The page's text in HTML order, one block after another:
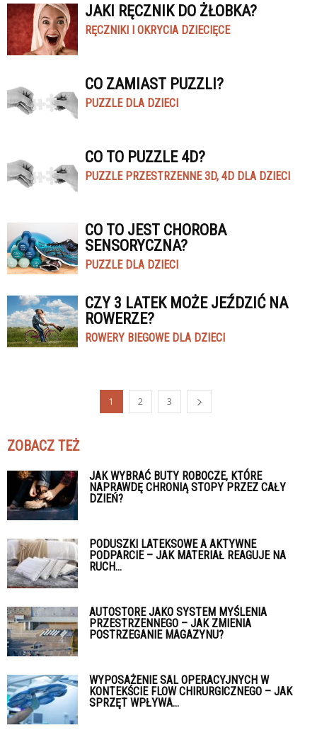
JAKI RĘCZNIK DO ŻŁOBKA?
RĘCZNIKI I OKRYCIA DZIECIĘCE
CO ZAMIAST PUZZLI?
PUZZLE DLA DZIECI
CO TO PUZZLE 4D?
PUZZLE PRZESTRZENNE 3D, 4D DLA DZIECI
CO TO JEST CHOROBA
SENSORYCZNA?
PUZZLE DLA DZIECI
CZY 3 LATEK MOŻE JEŹDZIĆ NA
ROWERZE?
ROWERY BIEGOWE DLA DZIECI
1 2 3
ZOBACZ TEŻ
JAK WYBRAĆ BUTY ROBOCZE, KTÓRE
NAPRAWDĘ CHRONIĄ STOPY PRZEZ CAŁY
DZIEŃ?
PODUSZKI LATEKSOWE A AKTYWNE
PODPARCIE – JAK MATERIAŁ REAGUJE NA
RUCH...
AUTOSTORE JAKO SYSTEM MYŚLENIA
PRZESTRZENNEGO – JAK ZMIENIA
POSTRZEGANIE MAGAZYNU?
WYPOSAŻENIE SAL OPERACYJNYCH W
KONTEKŚCIE FLOW CHIRURGICZNEGO – JAK
SPRZĘT WPŁYWA...